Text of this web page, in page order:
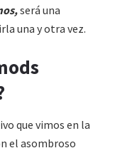
será una
una y otra vez.
que vimos en la
el asombroso